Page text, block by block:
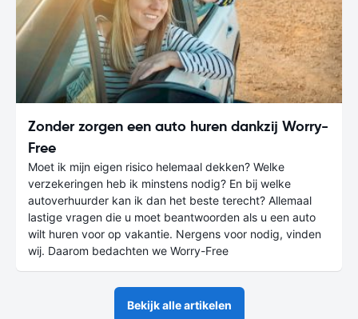
Zonder zorgen een auto huren dankzij Worry-
Free
Moet ik mijn eigen risico helemaal dekken? Welke
verzekeringen heb ik minstens nodig? En bij welke
autoverhuurder kan ik dan het beste terecht? Allemaal
lastige vragen die u moet beantwoorden als u een auto
wilt huren voor op vakantie. Nergens voor nodig, vinden
wij. Daarom bedachten we Worry-Free
Bekijk alle artikelen